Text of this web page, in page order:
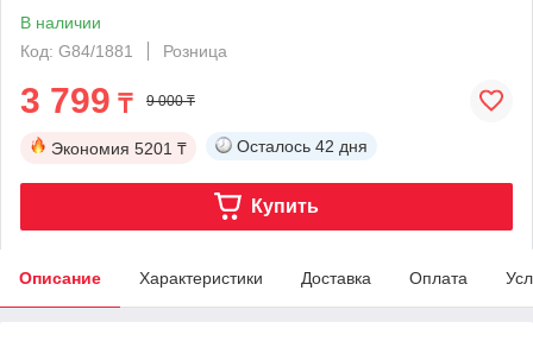
В наличии
Код: G84/1881
Розница
3 799 ₸ 9 000 ₸
Экономия 5201 ₸ Осталось 42 дня
Купить
Описание Характеристики Доставка Оплата